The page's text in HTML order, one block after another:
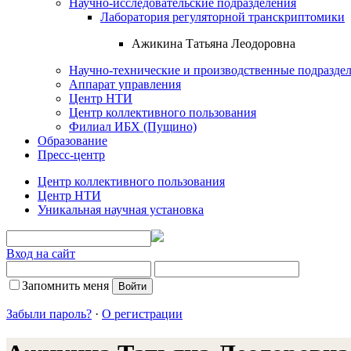
Лаборатория регуляторной транскриптомики
Ажикина Татьяна Леодоровна
Научно-технические и производственные
Аппарат управления
Центр НТИ
Центр коллективного пользования
Филиал ИБХ (Пущино)
Образование
Пресс-центр
Центр коллективного пользования
Центр НТИ
Уникальная научная установка
Вход на сайт
Запомнить меня
Забыли пароль? · О регистрации